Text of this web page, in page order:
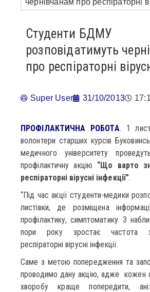
Студенти БДМУ
розповідатимуть
про респіраторні
Super User 31/10/2013
ПРОФІЛАКТИЧНА РОБОТА. 1
волонтери старших курсів
медичного університету
профілактичну акцію “Що варто
респіраторні вірусні інфекції”.
“Під час акції студенти-медики
листівки, де розміщена
профілактику, симптоматику. З
пори року зростає частота
респіраторні вірусні інфекції.
Саме з метою попередження та
проводимо дану акцію, адже кожен
хворобу краще попередити,